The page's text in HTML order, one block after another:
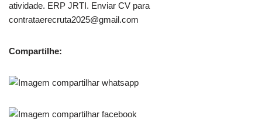
atividade. ERP JRTI. Enviar CV para
contrataerecruta2025@gmail.com
Compartilhe: